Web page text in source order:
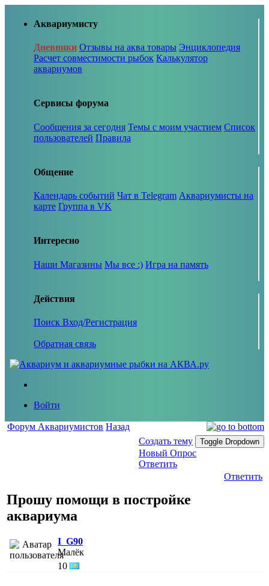
Аквариумисту
Дневники Отзывы на аква товары Энциклопедия
Расчет совместимости рыбок Калькулятор
аквариумов
Сервисы форума
Сообщения за сегодня Темы с моим участием Список
пользователей Правила
Общение
Календарь событий Чат в Telegram Аквариумисты на
карте Группа в VK
Интересно
Наши Магазины Мы все :) Игра на память
Действия
Поиск Вход/Регистрация
Обратная связь
Войти
Форум Аквариумистов Назад
Создать тему
Toggle Dropdown
Новый Опрос
Ответить
Ответить
Прошу помощи в постройке
аквариума
I_G90
Малёк
10